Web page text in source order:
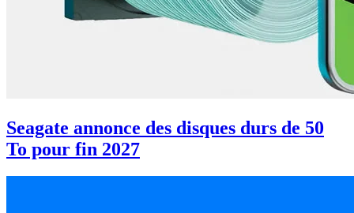
Seagate annonce des disques durs de 50
To pour fin 2027